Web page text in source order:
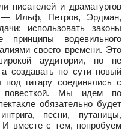
писателей и драматургов
— Ильф, Петров, Эрдман,
использовать законы
водевильного
своего времени. Это
аудитории, но не
создавать по сути новый
гитару соединялись с
повесткой. Мы идем по
обязательно будет
песни, путаницы,
И вместе с тем, попробуем